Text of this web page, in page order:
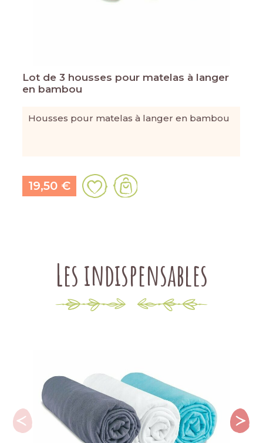
Lot de 3 housses pour matelas à langer
en bambou
Housses pour matelas à langer en bambou
19,50 €
Les indispensables